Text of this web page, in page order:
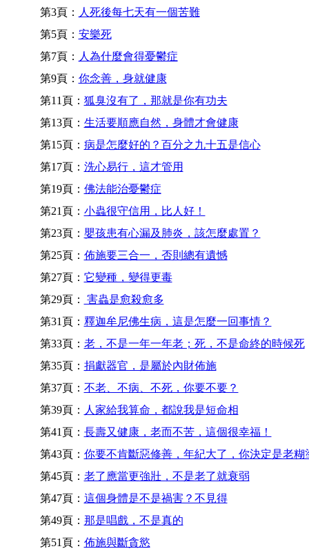
第3頁： 人死後每七天有一個苦難
第5頁： 安樂死
第7頁： 人為什麼會得憂鬱症
第9頁： 你念善，身就健康
第11頁： 狐臭沒有了，那就是你有功夫
第13頁： 生活要順應自然，身體才會健康
第15頁： 病是怎麼好的？百分之九十五是信心
第17頁： 洗心易行，這才管用
第19頁： 佛法能治憂鬱症
第21頁： 小蟲很守信用，比人好！
第23頁： 嬰孩患有心漏及肺炎，該怎麼處置？
第25頁： 佈施要三合一，否則總有遺憾
第27頁： 它變種，變得更毒
第29頁：
害蟲是愈殺愈多
第31頁： 釋迦牟尼佛生病，這是怎麼一回事情？
第33頁： 老，不是一年一年老；死，不是命終的時候死
第35頁： 捐獻器官，是屬於內財佈施
第37頁： 不老、不病、不死，你要不要？
第39頁： 人家給我算命，都說我是短命相
第41頁： 長壽又健康，老而不苦，這個很幸福！
第43頁： 你要不肯斷惡修善，年紀大了，你決定是老糊
第45頁： 老了應當更強壯，不是老了就衰弱
第47頁： 這個身體是不是禍害？不見得
第49頁： 那是唱戲，不是真的
第51頁： 佈施與斷貪慾